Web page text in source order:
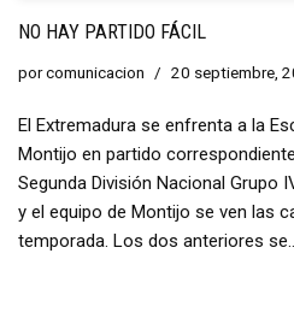
NO HAY PARTIDO FÁCIL
porcomunicacion 20 septiembre,
El Extremadura se enfrenta a la
Montijo en partido
Segunda División Nacional Grupo
y el equipo de Montijo se ven las
temporada. Los dos anteriores